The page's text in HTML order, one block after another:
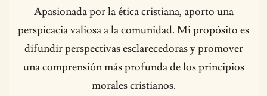
Apasionada por la ética cristiana, aporto una
perspicacia valiosa a la comunidad. Mi propósito es
difundir perspectivas esclarecedoras y promover
una comprensión más profunda de los principios
morales cristianos.